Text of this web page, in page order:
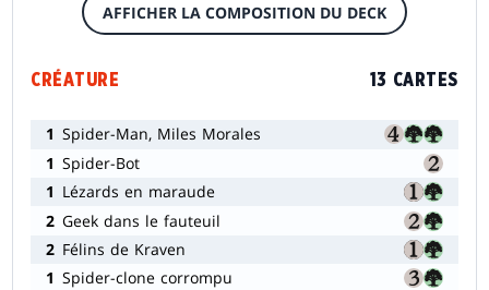
AFFICHER LA COMPOSITION DU DECK
CRÉATURE 13 CARTES
1 Spider-Man, Miles Morales
1 Spider-Bot
1 Lézards en maraude
2 Geek dans le fauteuil
2 Félins de Kraven
1 Spider-clone corrompu